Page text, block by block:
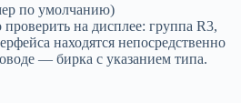
по умолчанию)
на дисплее: группа R3,
находятся непосредственно
— бирка с указанием типа.